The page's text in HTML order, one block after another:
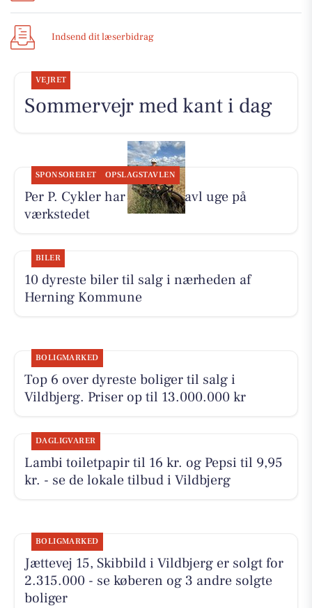
Indsend dit læserbidrag
VEJRET
Sommervejr med kant i dag
SPONSORERET OPSLAGSTAVLEN
Per P. Cykler har haft en travl uge på
værkstedet
BILER
10 dyreste biler til salg i nærheden af
Herning Kommune
BOLIGMARKED
Top 6 over dyreste boliger til salg i
Vildbjerg. Priser op til 13.000.000 kr
DAGLIGVARER
Lambi toiletpapir til 16 kr. og Pepsi til 9,95
kr. - se de lokale tilbud i Vildbjerg
BOLIGMARKED
Jættevej 15, Skibbild i Vildbjerg er solgt for
2.315.000 - se køberen og 3 andre solgte
boliger